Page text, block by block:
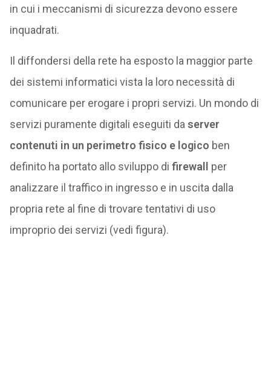
in cui i meccanismi di sicurezza devono essere
inquadrati.
Il diffondersi della rete ha esposto la maggior parte
dei sistemi informatici vista la loro necessità di
comunicare per erogare i propri servizi. Un mondo di
servizi puramente digitali eseguiti da server
contenuti in un perimetro fisico e logico ben
definito ha portato allo sviluppo di firewall
per
analizzare il traffico in ingresso e in uscita dalla
propria rete al fine di trovare tentativi di uso
improprio dei servizi (vedi figura).